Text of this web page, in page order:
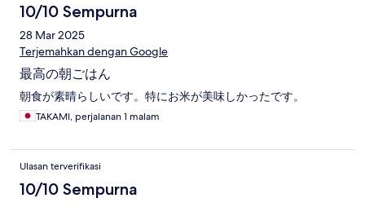
10/10 Sempurna
28 Mar 2025
Terjemahkan dengan Google
最高の朝ごはん
朝食が素晴らしいです。特にお米が美味しかったです。
TAKAMI, perjalanan 1 malam
Ulasan terverifikasi
10/10 Sempurna